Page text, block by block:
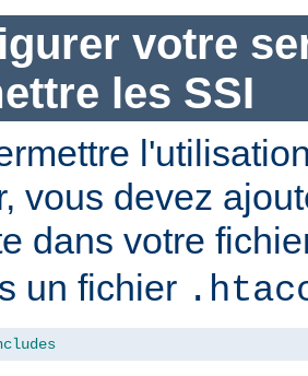
votre
les SSI
vous devez
dans votre
un fichier